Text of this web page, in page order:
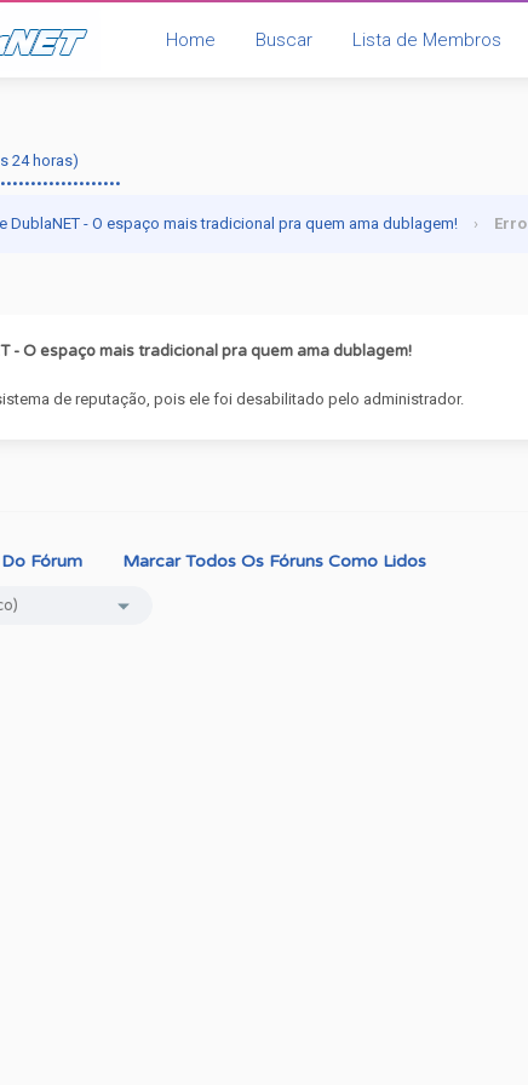
Home Buscar Lista de Membros
24 horas)
DublaNET - O espaço mais tradicional pra quem ama dublagem! › Erro
- O espaço mais tradicional pra quem ama dublagem!
de reputação, pois ele foi desabilitado pelo administrador.
Fórum Marcar Todos Os Fóruns Como Lidos